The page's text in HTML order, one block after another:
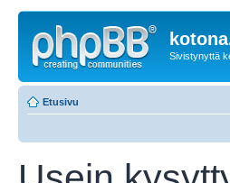
Sivistynyttä
Etusivu